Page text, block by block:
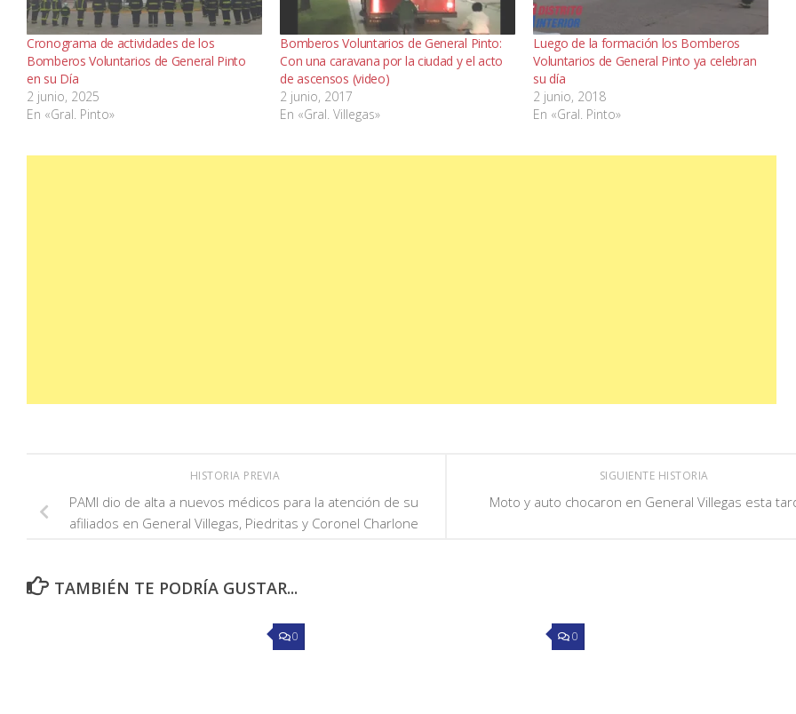
Cronograma de actividades de los
Bomberos Voluntarios de General Pinto
en su Día
2 junio, 2025
En «Gral. Pinto»
Bomberos Voluntarios de General Pinto:
Con una caravana por la ciudad y el acto
de ascensos (video)
2 junio, 2017
En «Gral. Villegas»
Luego de la formación los Bomberos
Voluntarios de General Pinto ya celebran
su día
2 junio, 2018
En «Gral. Pinto»
SIGUIENTE HISTORIA
Moto y auto chocaron en General Villegas esta
HISTORIA PREVIA
PAMI dio de alta a nuevos médicos para la atención de su
afiliados en General Villegas, Piedritas y Coronel Charlone
TAMBIÉN TE PODRÍA GUSTAR...
0 0